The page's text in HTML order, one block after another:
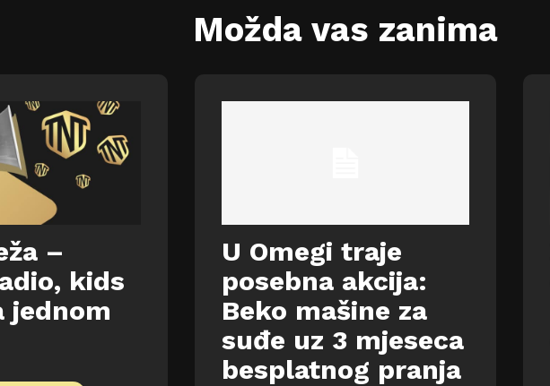
Možda vas zanima
–
kids
jednom
U Omegi traje
posebna akcija:
Beko mašine za
suđe uz 3 mjeseca
besplatnog pranja